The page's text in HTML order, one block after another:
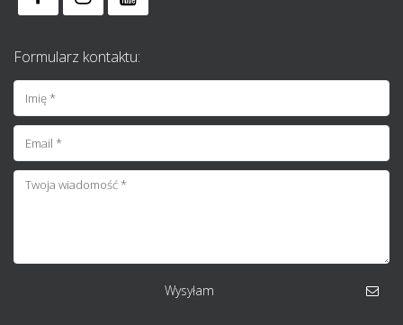
Formularz kontaktu:
Wysyłam